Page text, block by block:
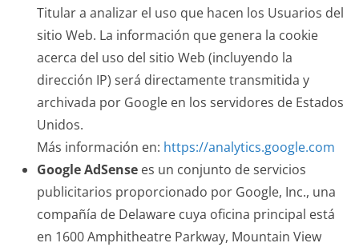
Titular a analizar el uso que hacen los Usuarios del
sitio Web. La información que genera la cookie
acerca del uso del sitio Web (incluyendo la
dirección IP) será directamente transmitida y
archivada por Google en los servidores de Estados
Unidos.
Más información en: https://analytics.google.com
Google AdSense es un conjunto de servicios
publicitarios proporcionado por Google, Inc., una
compañía de Delaware cuya oficina principal está
en 1600 Amphitheatre Parkway, Mountain View